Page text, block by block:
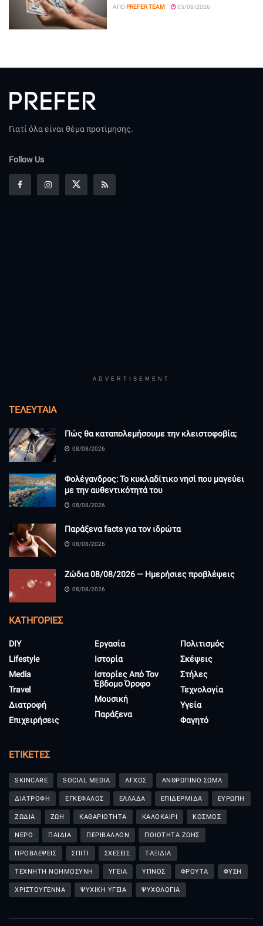
ΑΠΌ PREFER TEAM 05/08/2026
Γιατί όλα είναι θέμα προτίμησης.
Follow Us
ADVERTISEMENT
ΤΕΛΕΥΤΑΊΑ
Πώς θα καταπολεμήσουμε την κλειστοφοβία;
08/08/2026
Φολέγανδρος: Το κυκλαδίτικο νησί που μαγεύει
με την αυθεντικότητά του
08/08/2026
Παράξενα facts για τον ιδρώτα
08/08/2026
Ζώδια 08/08/2026 — Ημερήσιες προβλέψεις
08/08/2026
KΑΤΗΓΟΡΊΕΣ
DIY
Lifestyle
Media
Travel
Διατροφή
Επιχειρήσεις
Εργασία
Ιστορία
Ιστορίες Από Τον
Έβδομο Όροφο
Μουσική
Παράξενα
Πολιτισμός
Σκέψεις
Στήλες
Τεχνολογία
Υγεία
Φαγητό
ΕΤΙΚΈΤΕΣ
SKINCARE SOCIAL MEDIA ΑΓΧΟΣ ΑΝΘΡΩΠΙΝΟ ΣΩΜΑ
ΔΙΑΤΡΟΦΗ ΕΓΚΕΦΑΛΟΣ ΕΛΛΑΔΑ ΕΠΙΔΕΡΜΙΔΑ ΕΥΡΩΠΗ
ΖΩΔΙΑ ΖΩΗ ΚΑΘΑΡΙΟΤΗΤΑ ΚΑΛΟΚΑΙΡΙ ΚΟΣΜΟΣ
ΝΕΡΟ ΠΑΙΔΙΑ ΠΕΡΙΒΑΛΛΟΝ ΠΟΙΟΤΗΤΑ ΖΩΗΣ
ΠΡΟΒΛΕΨΕΙΣ ΣΠΙΤΙ ΣΧΕΣΕΙΣ ΤΑΞΙΔΙΑ
ΤΕΧΝΗΤΗ ΝΟΗΜΟΣΥΝΗ ΥΓΕΙΑ ΥΠΝΟΣ ΦΡΟΥΤΑ ΦΥΣΗ
ΧΡΙΣΤΟΥΓΕΝΝΑ ΨΥΧΙΚΗ ΥΓΕΙΑ ΨΥΧΟΛΟΓΙΑ